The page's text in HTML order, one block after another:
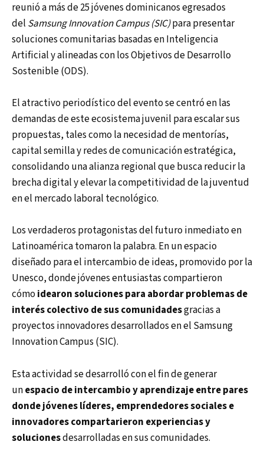
reunió a más de 25 jóvenes dominicanos egresados
del Samsung Innovation Campus (SIC)para presentar
soluciones comunitarias basadas en Inteligencia
Artificial y alineadas con los Objetivos de Desarrollo
Sostenible (ODS).
El atractivo periodístico del evento se centró en las
demandas de este ecosistema juvenil para escalar sus
propuestas, tales como la necesidad de mentorías,
capital semilla y redes de comunicación estratégica,
consolidando una alianza regional que busca reducir la
brecha digital y elevar la competitividad de la juventud
en el mercado laboral tecnológico.
Los verdaderos protagonistas del futuro inmediato en
Latinoamérica tomaron la palabra. En un espacio
diseñado para el intercambio de ideas, promovido por la
Unesco, donde jóvenes entusiastas compartieron
cómoidearon soluciones para abordar problemas de
interés colectivo de sus comunidadesgracias a
proyectos innovadores desarrollados en el Samsung
Innovation Campus (SIC).
Esta actividad se desarrolló con el fin de generar
unespacio de intercambio y aprendizaje entre pares
donde jóvenes líderes, emprendedores sociales e
innovadores compartarieron experiencias y
solucionesdesarrolladas en sus comunidades.